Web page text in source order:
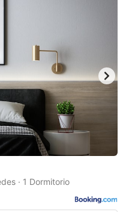
· 1 Dormitorio